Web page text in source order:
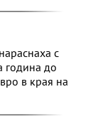
с
година до
в края на